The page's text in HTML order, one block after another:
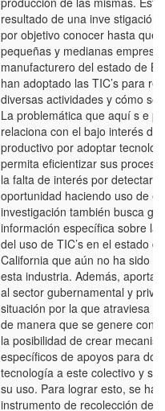
resultado de una inve stigación
por objetivo conocer hasta qué
pequeñas y medianas
manufacturero del estado de
han adoptado las TIC’s para
diversas actividades y cómo
La problemática que aquí s e
relaciona con el bajo interés
productivo por adoptar
permita eficientizar sus
la falta de interés por detectar
oportunidad haciendo uso de
investigación también busca
información específica sobre
del uso de TIC’s en el estado
California que aún no ha sido
esta industria. Además, aportar
al sector gubernamental y
situación por la que atraviesa
de manera que se genere
la posibilidad de crear
específicos de apoyos para
tecnología a este colectivo y se
su uso. Para lograr esto, se ha
instrumento de recolección de